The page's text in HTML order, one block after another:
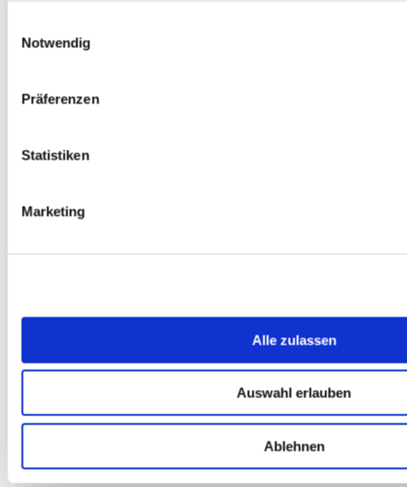
Notwendig
Präferenzen
Statistiken
Marketing
Alle zulassen
Auswahl erlauben
Ablehnen
ab49,99€